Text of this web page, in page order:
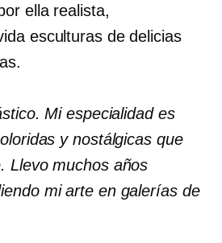
ella realista,
esculturas de delicias
Mi especialidad es
y nostálgicas que
Llevo muchos años
mi arte en galerías de